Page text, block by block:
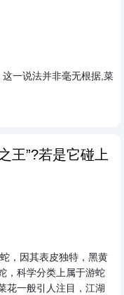
这一说法并非毫无根据,菜
王”?若是它碰上
，因其表皮独特，黑黄
，科学分类上属于游蛇
花一般引人注目，江湖